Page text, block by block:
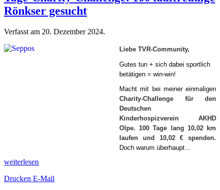
Rönkser gesucht
Verfasst am 20. Dezember 2024.
Liebe TVR-Community,
Gutes tun + sich dabei sportlich
betätigen = win-win!
Macht mit bei meiner einmaligen
Charity-Challenge für den
Deutschen
Kinderhospizverein AKHD
Olpe. 100 Tage lang 10,02 km
laufen und 10,02 € spenden.
Doch warum überhaupt…
weiterlesen
Drucken E-Mail